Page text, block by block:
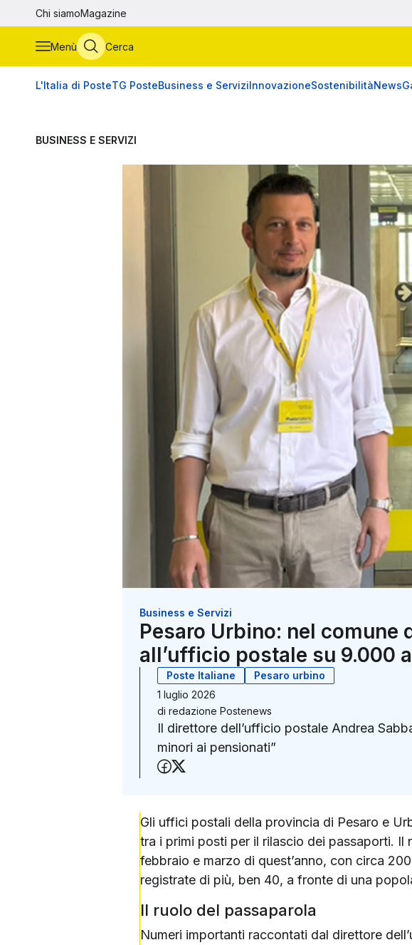
Vai al contenuto principale
Chi siamoMagazine
Menù Cerca
L'Italia di PosteTG PosteBusiness e ServiziInnovazioneSostenibilitàNews
BUSINESS E SERVIZI
Business e Servizi
Pesaro Urbino: nel
all’ufficio postale su 9.000
Poste Italiane
Pesaro urbino
1 luglio 2026
di redazione Postenews
Il direttore dell’ufficio postale Andrea
minori ai pensionati”
Condividi su Facebook
Gli uffici postali della provincia di Pesaro e
tra i primi posti per il rilascio dei passaporti.
febbraio e marzo di quest’anno, con circa
registrate di più, ben 40, a fronte di una
Il ruolo del passaparola
Numeri importanti raccontati dal direttore